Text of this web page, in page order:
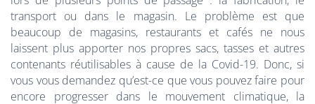
transport ou dans le magasin. Le problème est que
beaucoup de magasins, restaurants et cafés ne nous
laissent plus apporter nos propres sacs, tasses et autres
contenants réutilisables à cause de la Covid-19. Donc, si
vous vous demandez qu’est-ce que vous pouvez faire pour
encore progresser dans le mouvement climatique, la